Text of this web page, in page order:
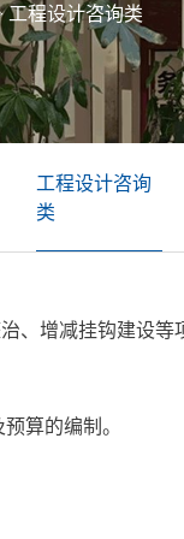
工程设计咨询类
工程设计咨询
类
、增减挂钩建设等
算的编制。